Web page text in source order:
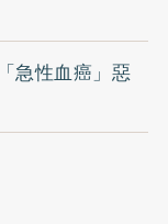
急性血癌」惡